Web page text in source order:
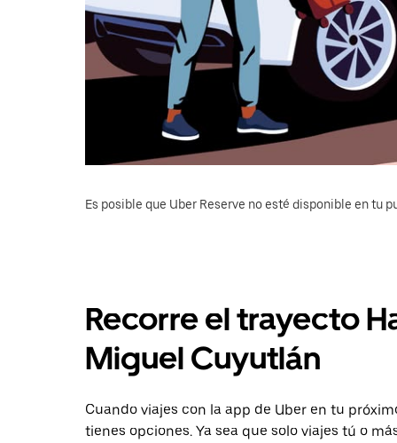
Es posible que Uber Reserve no esté disponible en tu
Recorre el trayecto
Miguel Cuyutlán
Cuando viajes con la app de Uber en tu
tienes opciones. Ya sea que solo viajes tú o